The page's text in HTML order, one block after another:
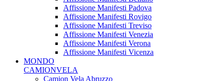
Affissione Manifesti Padova
Affissione Manifesti Rovigo
Affissione Manifesti Treviso
Affissione Manifesti Venezia
Affissione Manifesti Verona
Affissione Manifesti Vicenza
MONDO
CAMIONVELA
Camion Vela Abruzzo